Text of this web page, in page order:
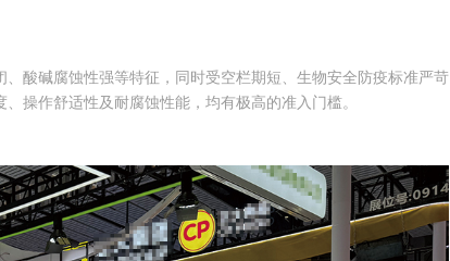
酸碱腐蚀性强等特征，同时受空栏期短、生物安全防疫标准严苛
操作舒适性及耐腐蚀性能，均有极高的准入门槛。